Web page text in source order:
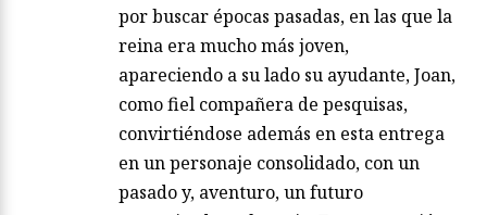
por buscar épocas pasadas, en las que la
reina era mucho más joven,
apareciendo a su lado su ayudante, Joan,
como fiel compañera de pesquisas,
convirtiéndose además en esta entrega
en un personaje consolidado, con un
pasado y, aventuro, un futuro